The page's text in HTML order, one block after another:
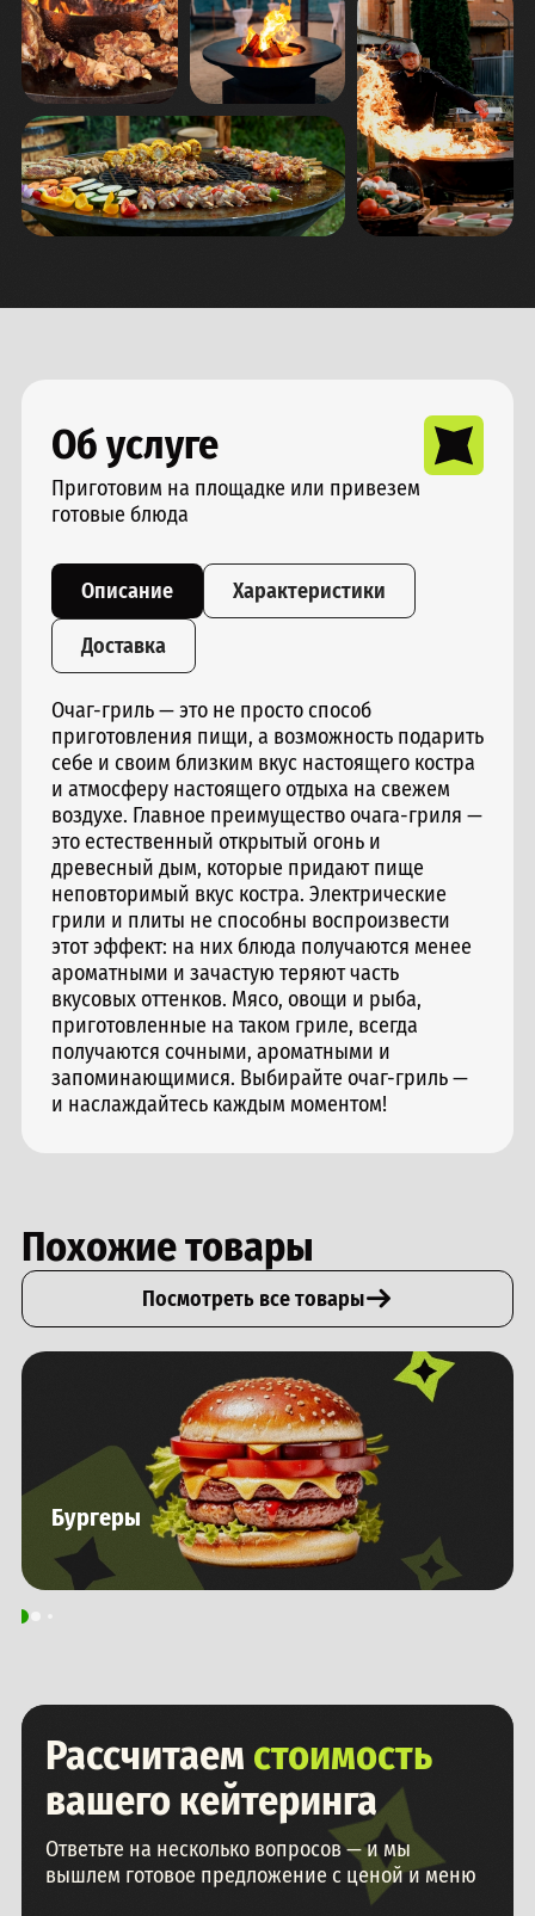
Об услуге
Приготовим на площадке или привезем
готовые блюда
Описание Характеристики
Доставка
Очаг-гриль — это не просто способ
приготовления пищи, а возможность подарить
себе и своим близким вкус настоящего костра
и атмосферу настоящего отдыха на свежем
воздухе. Главное преимущество очага-гриля —
это естественный открытый огонь и
древесный дым, которые придают пище
неповторимый вкус костра. Электрические
грили и плиты не способны воспроизвести
этот эффект: на них блюда получаются менее
ароматными и зачастую теряют часть
вкусовых оттенков. Мясо, овощи и рыба,
приготовленные на таком гриле, всегда
получаются сочными, ароматными и
запоминающимися. Выбирайте очаг-гриль —
и наслаждайтесь каждым моментом!
Похожие товары
Посмотреть все товары
Бургеры
Рассчитаем стоимость
вашего кейтеринга
Ответьте на несколько вопросов — и мы
вышлем готовое предложение с ценой и меню